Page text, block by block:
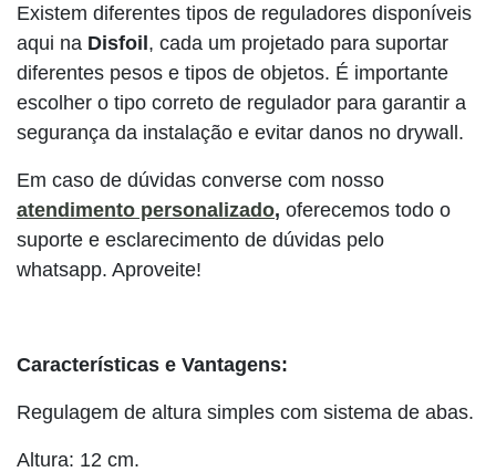
Existem diferentes tipos de reguladores disponíveis
aqui na Disfoil, cada um projetado para suportar
diferentes pesos e tipos de objetos. É importante
escolher o tipo correto de regulador para garantir a
segurança da instalação e evitar danos no drywall.
Em caso de dúvidas converse com nosso
atendimento personalizado, oferecemos todo o
suporte e esclarecimento de dúvidas pelo
whatsapp. Aproveite!
Características e Vantagens:
Regulagem de altura simples com sistema de abas.
Altura: 12 cm.